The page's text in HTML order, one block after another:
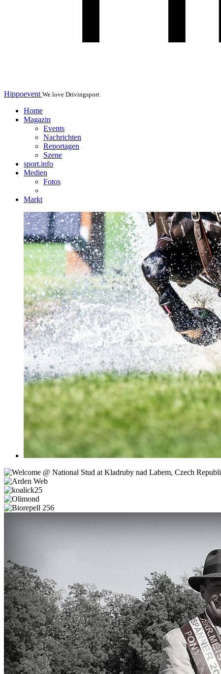
Hippoevent We love Drivingsport
Home
Magazin
Events
Nachrichten
Reportagen
Szene
sport.info
Medien
Fotos
Markt